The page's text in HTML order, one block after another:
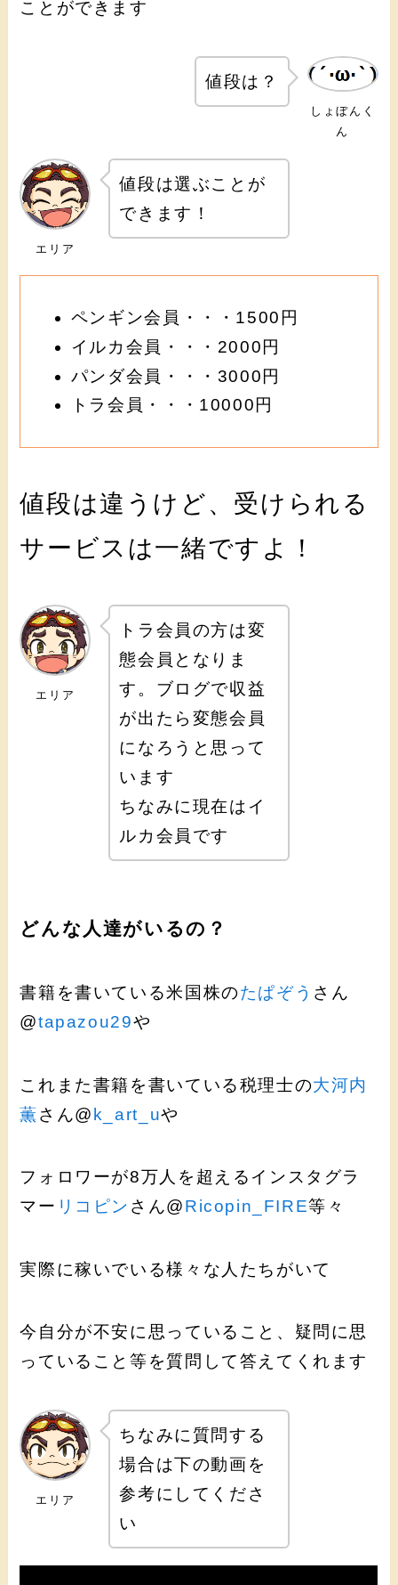
ことができます
しょぼんく
ん
値段は？
エリア
値段は選ぶことが
できます！
ペンギン会員・・・1500円
イルカ会員・・・2000円
パンダ会員・・・3000円
トラ会員・・・10000円
値段は違うけど、受けられる
サービスは一緒ですよ！
エリア
トラ会員の方は変
態会員となりま
す。ブログで収益
が出たら変態会員
になろうと思って
います
ちなみに現在はイ
ルカ会員です
どんな人達がいるの？
書籍を書いている米国株のたぱぞう さん
@tapazou29や
これまた書籍を書いている税理士の大河内
薫さん@k_art_uや
フォロワーが8万人を超えるインスタグラ
マー リコピン さん@Ricopin_FIRE等々
実際に稼いでいる様々な人たちがいて
今自分が不安に思っていること、疑問に思
っていること等を質問して答えてくれます
エリア
ちなみに質問する
場合は下の動画を
参考にしてくださ
い